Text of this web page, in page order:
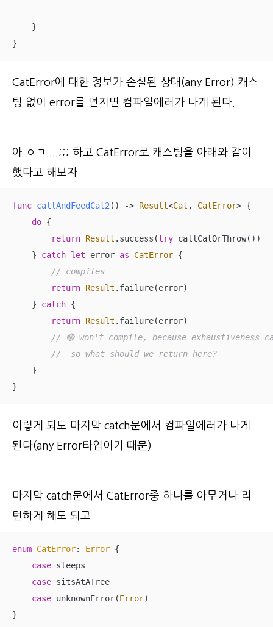
    }
}
CatError에 대한 정보가 손실된 상태(any Error) 캐스
팅 없이 error를 던지면 컴파일에러가 나게 된다.
아 ㅇㅋ....;;; 하고 CatError로 캐스팅을 아래와 같이
했다고 해보자
func callAndFeedCat2() -> Result<Cat , CatError> {
do {
return Result .success(try callCatOrThrow())
    }
catch let error as CatError {
// compiles
return Result .failure(error)
    }
catch {
return Result .failure(error)
// 🔴 won't compile, because exhaustiveness
//  so what should we return here?
    }
}
이렇게 되도 마지막 catch문에서 컴파일에러가 나게
된다(any Error타입이기 때문)
마지막 catch문에서 CatError중 하나를 아무거나 리
턴하게 해도 되고
enum CatError: Error {
case sleeps
case sitsAtATree
case unknownError(Error)
}